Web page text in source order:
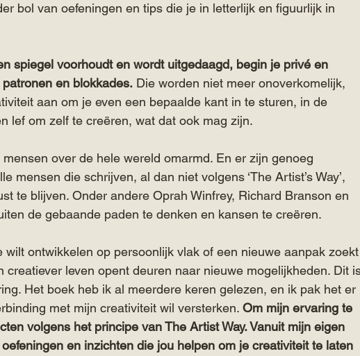
bol van oefeningen en tips die je in letterlijk en figuurlijk in
spiegel voorhoudt en wordt uitgedaagd, begin je privé en
en blokkades. Die worden niet meer onoverkomelijk,
aan om je even een bepaalde kant in te sturen, in de
lef om zelf te creëren, wat dat ook mag zijn.
over de hele wereld omarmd. En er zijn genoeg
mensen die schrijven, al dan niet volgens ‘The Artist’s Way’,
te blijven. Onder andere Oprah Winfrey, Richard Branson en
de gebaande paden te denken en kansen te creëren.
ontwikkelen op persoonlijk vlak of een nieuwe aanpak zoekt
creatiever leven opent deuren naar nieuwe mogelijkheden. Dit
Het boek heb ik al meerdere keren gelezen, en ik pak het er
met mijn creativiteit wil versterken. Om mijn ervaring te
volgens het principe van The Artist Way. Vanuit mijn eigen
en inzichten die jou helpen om je creativiteit te laten